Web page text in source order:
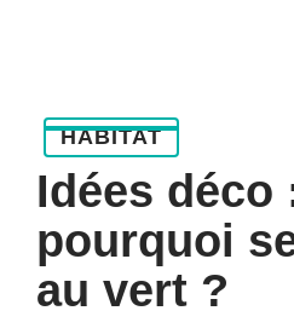
HABITAT
Idées déco
pourquoi
au vert ?